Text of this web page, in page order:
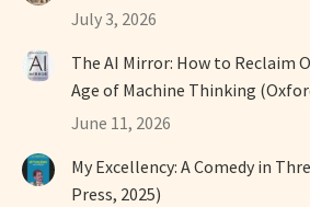
July 3, 2026
The AI Mirror: How to Reclaim
Age of Machine Thinking
June 11, 2026
My Excellency: A Comedy in
Press, 2025)